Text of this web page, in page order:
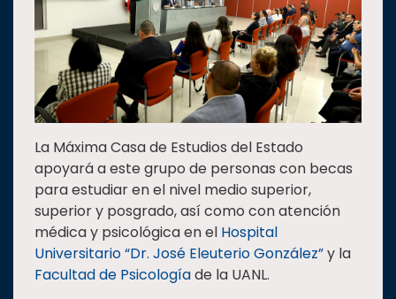
La Máxima Casa de Estudios del Estado
apoyará a este grupo de personas con becas
para estudiar en el nivel medio superior,
superior y posgrado, así como con atención
médica y psicológica en el Hospital
Universitario “Dr. José Eleuterio González”y la
Facultad de Psicologíade la UANL.